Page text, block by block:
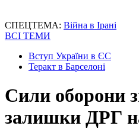
СПЕЦТЕМА: Війна в Ірані
ВСІ ТЕМИ
Вступ України в ЄС
Теракт в Барселоні
Сили оборони
залишки ДРГ